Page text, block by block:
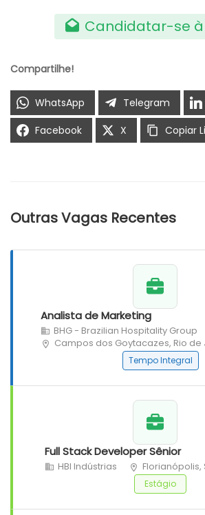
Candidatar-se
Compartilhe!
WhatsApp Telegram
Facebook
X Copiar
Outras Vagas Recentes
Analista de Marketing
BHG - Brazilian Hospitality Group
Campos dos Goytacazes, Rio de
Tempo Integral
Full Stack Developer Sênior
HBI Indústrias
Estágio